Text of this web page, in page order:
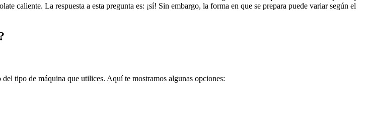
caliente. La respuesta a esta pregunta es: ¡sí! Sin embargo, la forma en que se prepara puede variar según el
tipo de máquina que utilices. Aquí te mostramos algunas opciones: